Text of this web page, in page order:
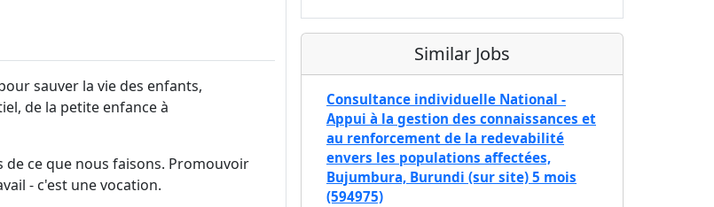
sauver la vie des enfants,
de la petite enfance à
de ce que nous faisons. Promouvoir
- c'est une vocation.
Similar Jobs
Consultance individuelle National -
Appui à la gestion des connaissances et
au renforcement de la redevabilité
envers les populations affectées,
Bujumbura, Burundi (sur site) 5 mois
(594975)